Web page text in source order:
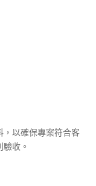
以確保專案符合客
收。